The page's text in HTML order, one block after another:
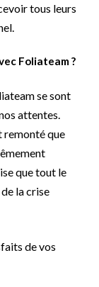
tous leurs
Foliateam ?
se sont
attentes.
remonté que
que tout le
la crise
de vos